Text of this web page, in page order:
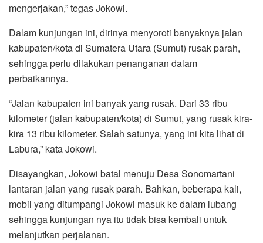
mengerjakan,” tegas Jokowi.
Dalam kunjungan ini, dirinya menyoroti banyaknya jalan
kabupaten/kota di Sumatera Utara (Sumut) rusak parah,
sehingga perlu dilakukan penanganan dalam
perbaikannya.
“Jalan kabupaten ini banyak yang rusak. Dari 33 ribu
kilometer (jalan kabupaten/kota) di Sumut, yang rusak kira-
kira 13 ribu kilometer. Salah satunya, yang ini kita lihat di
Labura,” kata Jokowi.
Disayangkan, Jokowi batal menuju Desa Sonomartani
lantaran jalan yang rusak parah. Bahkan, beberapa kali,
mobil yang ditumpangi Jokowi masuk ke dalam lubang
sehingga kunjungan nya itu tidak bisa kembali untuk
melanjutkan perjalanan.